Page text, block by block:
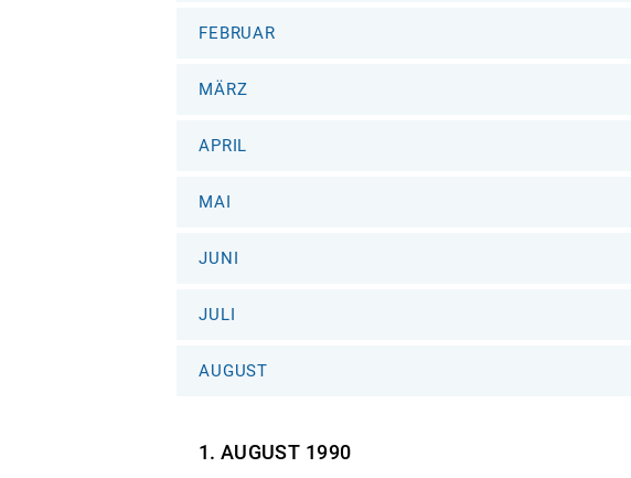
FEBRUAR
MÄRZ
APRIL
MAI
JUNI
JULI
AUGUST
1. AUGUST 1990